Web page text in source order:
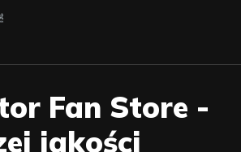
Fan Store -
jakości